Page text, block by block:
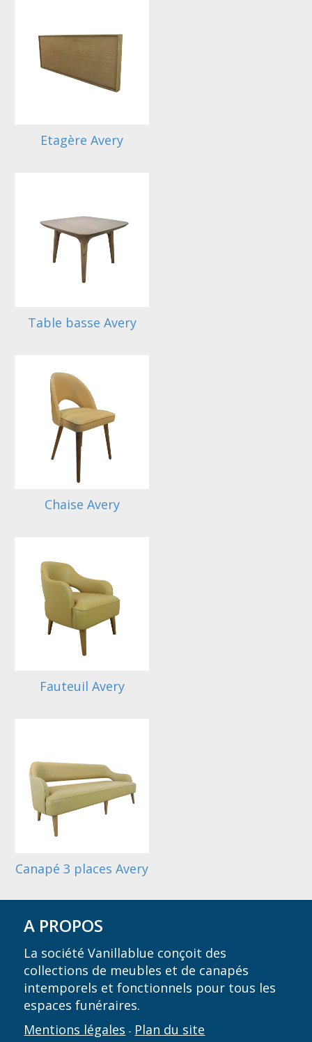
Etagère Avery
Table basse Avery
Chaise Avery
Fauteuil Avery
Canapé 3 places Avery
A PROPOS
La société Vanillablue conçoit des
collections de meubles et de canapés
intemporels et fonctionnels pour tous les
espaces funéraires.
Mentions légales - Plan du site